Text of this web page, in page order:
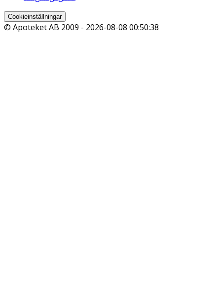
Cookieinställningar
© Apoteket AB 2009 - 2026-08-08 00:50:38